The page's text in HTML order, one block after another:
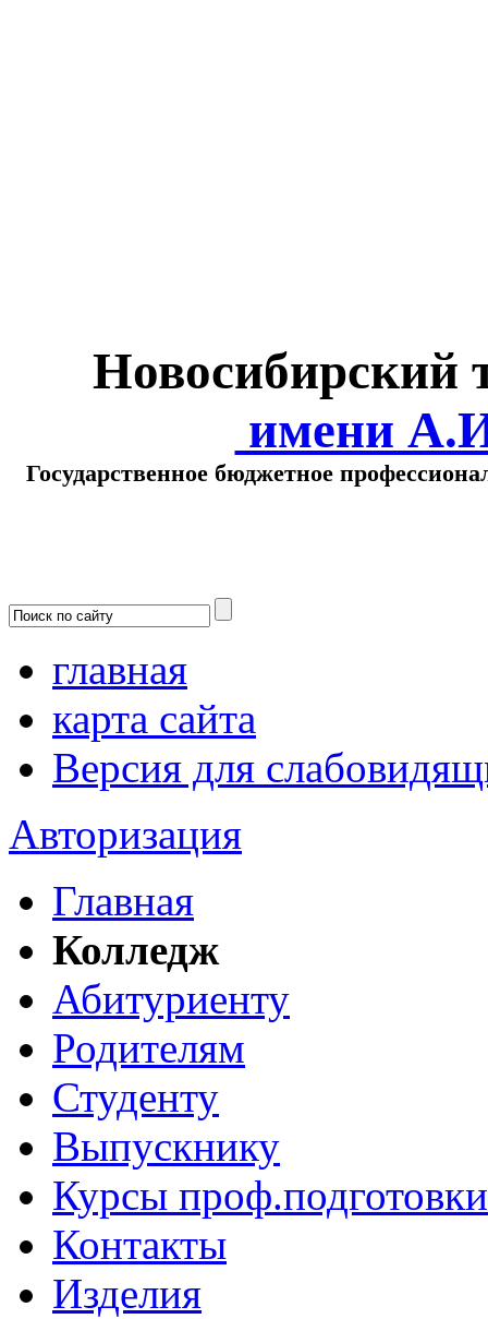
Новосибирский
имени
Государственное бюджетное
главная
карта сайта
Версия для
Авторизация
Главная
Колледж
Абитуриенту
Родителям
Студенту
Выпускнику
Курсы проф.подготовки
Контакты
Изделия